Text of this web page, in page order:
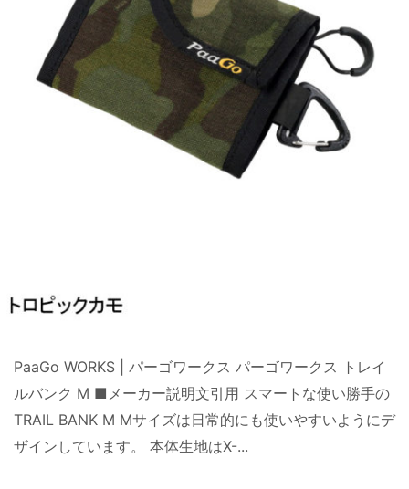
PaaGo WORKS | パーゴワークス パーゴワークス トレイ
ルバンク M ■メーカー説明文引用 スマートな使い勝手の
TRAIL BANK M Mサイズは日常的にも使いやすいようにデ
ザインしています。 本体生地はX-...